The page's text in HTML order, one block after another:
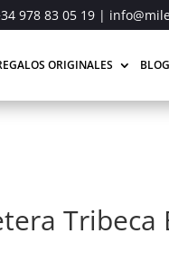
978 83 05 19|
ORIGINALES BLOG
Tribeca